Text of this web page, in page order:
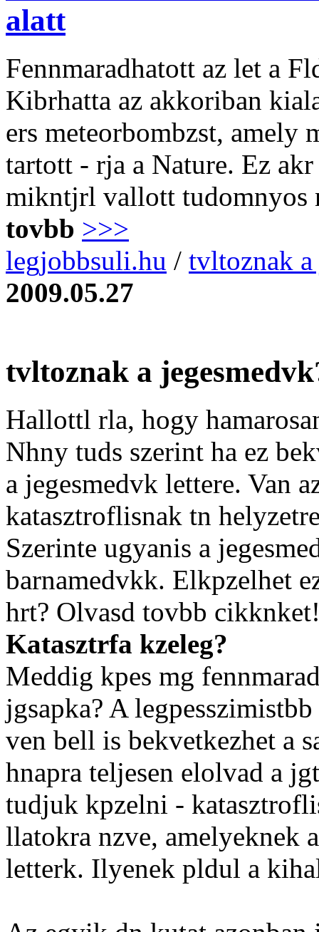
alatt
Fennmaradhatott az let a
Kibrhatta az akkoriban
ers meteorbombzst,
tartott - rja a Nature. Ez
mikntjrl vallott tudomnyos
tovbb >>>
legjobbsuli.hu / tvltoznak a
2009.05.27
tvltoznak a
Hallottl rla, hogy
Nhny tuds szerint ha ez
a jegesmedvk lettere. Van
katasztroflisnak tn
Szerinte ugyanis a
barnamedvkk. Elkpzelhet
hrt? Olvasd tovbb
Katasztrfa kzeleg?
Meddig kpes mg
jgsapka? A
ven bell is bekvetkezhet a
hnapra teljesen elolvad a
tudjuk kpzelni -
llatokra nzve, amelyeknek
letterk. Ilyenek pldul a